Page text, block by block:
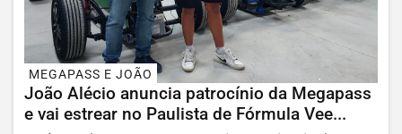
MEGAPASS E JOÃO
João Alécio anuncia patrocínio da Megapass
e vai estrear no Paulista de Fórmula Vee...